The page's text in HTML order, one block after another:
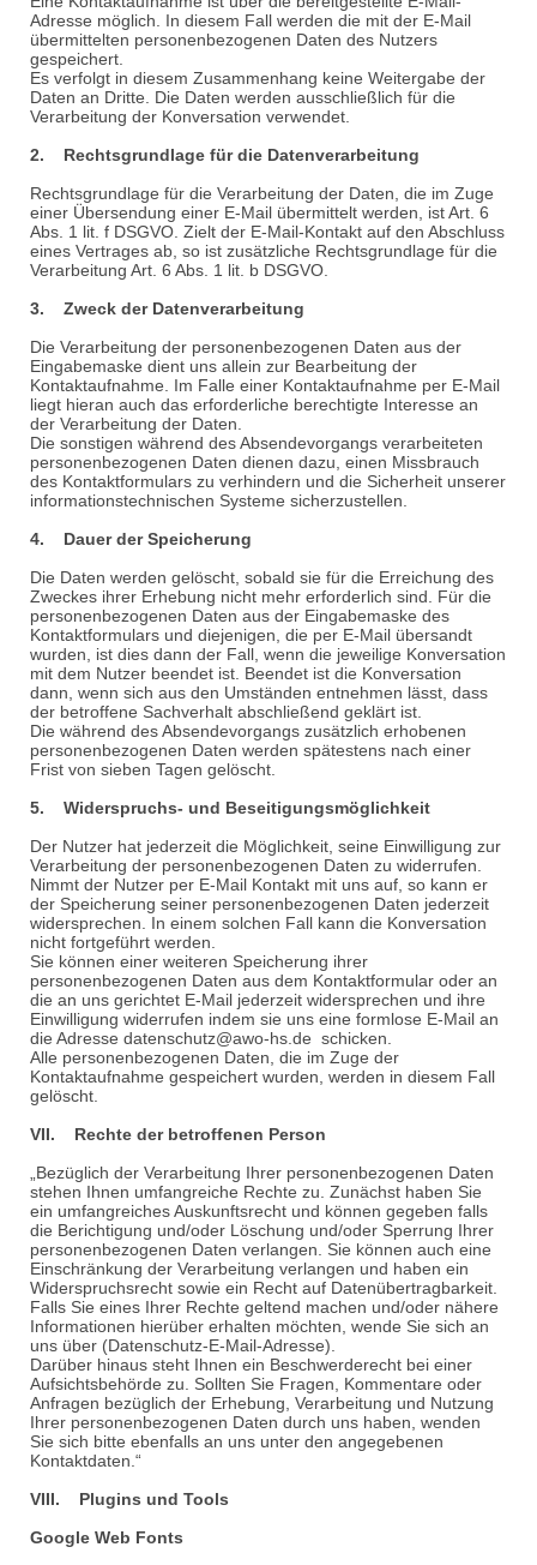
Adresse möglich. In diesem Fall werden die mit der E-Mail
übermittelten personenbezogenen Daten des Nutzers
gespeichert.
Es verfolgt in diesem Zusammenhang keine Weitergabe der
Daten an Dritte. Die Daten werden ausschließlich für die
Verarbeitung der Konversation verwendet.
2. Rechtsgrundlage für die Datenverarbeitung
Rechtsgrundlage für die Verarbeitung der Daten, die im Zuge
einer Übersendung einer E-Mail übermittelt werden, ist Art. 6
Abs. 1 lit. f DSGVO. Zielt der E-Mail-Kontakt auf den Abschluss
eines Vertrages ab, so ist zusätzliche Rechtsgrundlage für die
Verarbeitung Art. 6 Abs. 1 lit. b DSGVO.
3. Zweck der Datenverarbeitung
Die Verarbeitung der personenbezogenen Daten aus der
Eingabemaske dient uns allein zur Bearbeitung der
Kontaktaufnahme. Im Falle einer Kontaktaufnahme per E-Mail
liegt hieran auch das erforderliche berechtigte Interesse an
der Verarbeitung der Daten.
Die sonstigen während des Absendevorgangs verarbeiteten
personenbezogenen Daten dienen dazu, einen Missbrauch
des Kontaktformulars zu verhindern und die Sicherheit unserer
informationstechnischen Systeme sicherzustellen.
4. Dauer der Speicherung
Die Daten werden gelöscht, sobald sie für die Erreichung des
Zweckes ihrer Erhebung nicht mehr erforderlich sind. Für die
personenbezogenen Daten aus der Eingabemaske des
Kontaktformulars und diejenigen, die per E-Mail übersandt
wurden, ist dies dann der Fall, wenn die jeweilige Konversation
mit dem Nutzer beendet ist. Beendet ist die Konversation
dann, wenn sich aus den Umständen entnehmen lässt, dass
der betroffene Sachverhalt abschließend geklärt ist.
Die während des Absendevorgangs zusätzlich erhobenen
personenbezogenen Daten werden spätestens nach einer
Frist von sieben Tagen gelöscht.
5. Widerspruchs- und Beseitigungsmöglichkeit
Der Nutzer hat jederzeit die Möglichkeit, seine Einwilligung zur
Verarbeitung der personenbezogenen Daten zu widerrufen.
Nimmt der Nutzer per E-Mail Kontakt mit uns auf, so kann er
der Speicherung seiner personenbezogenen Daten jederzeit
widersprechen. In einem solchen Fall kann die Konversation
nicht fortgeführt werden.
Sie können einer weiteren Speicherung ihrer
personenbezogenen Daten aus dem Kontaktformular oder an
die an uns gerichtet E-Mail jederzeit widersprechen und ihre
Einwilligung widerrufen indem sie uns eine formlose E-Mail an
die Adresse datenschutz@awo-hs.de schicken.
Alle personenbezogenen Daten, die im Zuge der
Kontaktaufnahme gespeichert wurden, werden in diesem Fall
gelöscht.
VII. Rechte der betroffenen Person
„Bezüglich der Verarbeitung Ihrer personenbezogenen Daten
stehen Ihnen umfangreiche Rechte zu. Zunächst haben Sie
ein umfangreiches Auskunftsrecht und können gegeben falls
die Berichtigung und/oder Löschung und/oder Sperrung Ihrer
personenbezogenen Daten verlangen. Sie können auch eine
Einschränkung der Verarbeitung verlangen und haben ein
Widerspruchsrecht sowie ein Recht auf Datenübertragbarkeit.
Falls Sie eines Ihrer Rechte geltend machen und/oder nähere
Informationen hierüber erhalten möchten, wende Sie sich an
uns über (Datenschutz-E-Mail-Adresse).
Darüber hinaus steht Ihnen ein Beschwerderecht bei einer
Aufsichtsbehörde zu. Sollten Sie Fragen, Kommentare oder
Anfragen bezüglich der Erhebung, Verarbeitung und Nutzung
Ihrer personenbezogenen Daten durch uns haben, wenden
Sie sich bitte ebenfalls an uns unter den angegebenen
Kontaktdaten.“
VIII. Plugins und Tools
Google Web Fonts